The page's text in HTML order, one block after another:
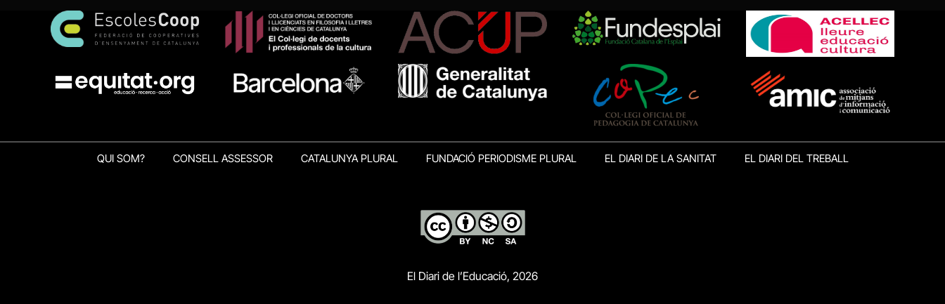
QUI SOM? CONSELL ASSESSOR CATALUNYA PLURAL FUNDACIÓ PERIODISME PLURAL EL DIARI DE LA SANITAT EL DIARI DEL TREBALL
El Diari de l’Educació, 2026